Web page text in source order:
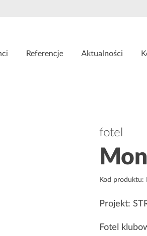
Referencje Aktualności
fotel
Kod produktu:
Projekt:
Fotel